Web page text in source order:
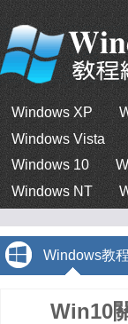
Windows XP
Windows Vista
Windows 10
Windows NT
Windows教
Win10